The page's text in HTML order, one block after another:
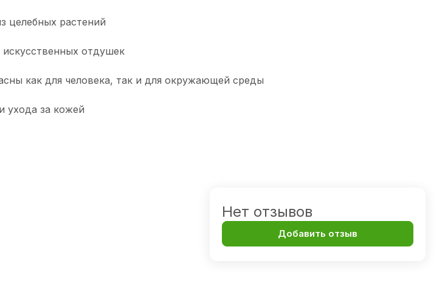
целебных растений
искусственных отдушек
как для человека, так и для окружающей среды
ухода за кожей
Нет отзывов
Добавить отзыв